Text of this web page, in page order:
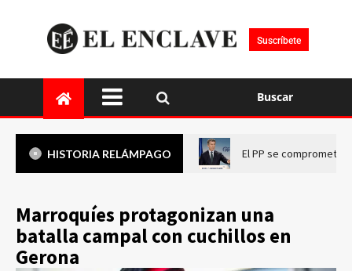
Suscríbete
Buscar
HISTORIA RELÁMPAGO El PP se compromete
Marroquíes protagonizan una
batalla campal con cuchillos en
Gerona